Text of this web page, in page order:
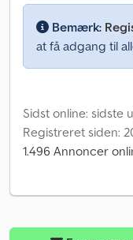
Bemærk:
at få adgang til
Sidst online: sidste
Registreret siden:
1.496 Annoncer